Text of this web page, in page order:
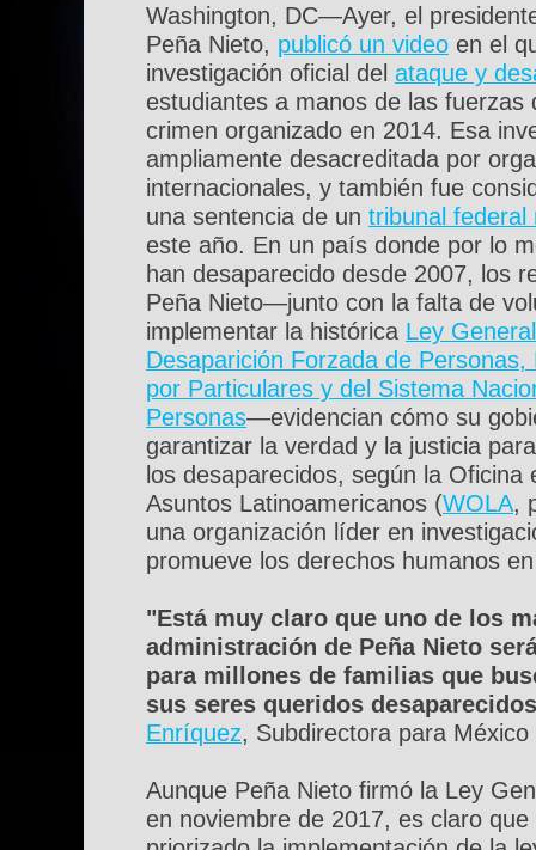
Washington, DC—Ayer, el
Peña Nieto, publicó un video en el
investigación oficial del ataque y
estudiantes a manos de las fuerzas
crimen organizado en 2014. Esa
ampliamente desacreditada por
internacionales, y también fue
una sentencia de un tribunal federal
este año. En un país donde por lo
han desaparecido desde 2007, los
Peña Nieto—junto con la falta de
implementar la histórica Ley
Desaparición Forzada de
por Particulares y del Sistema
Personas—evidencian cómo su
garantizar la verdad y la justicia
los desaparecidos, según la Oficina
Asuntos Latinoamericanos (WOLA,
una organización líder en
promueve los derechos humanos
"Está muy claro que uno de los
administración de Peña Nieto
para millones de familias que
sus seres queridos
Enríquez, Subdirectora para
Aunque Peña Nieto firmó la Ley
en noviembre de 2017, es claro